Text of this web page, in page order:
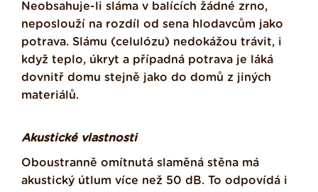
Neobsahuje-li sláma v balících žádné zrno,
neposlouží na rozdíl od sena hlodavcům jako
potrava. Slámu (celulózu) nedokážou trávit, i
když teplo, úkryt a případná potrava je láká
dovnitř domu stejně jako do domů z jiných
materiálů.
Akustické vlastnosti
Oboustranně omítnutá slaměná stěna má
akustický útlum více než 50 dB. To odpovídá i